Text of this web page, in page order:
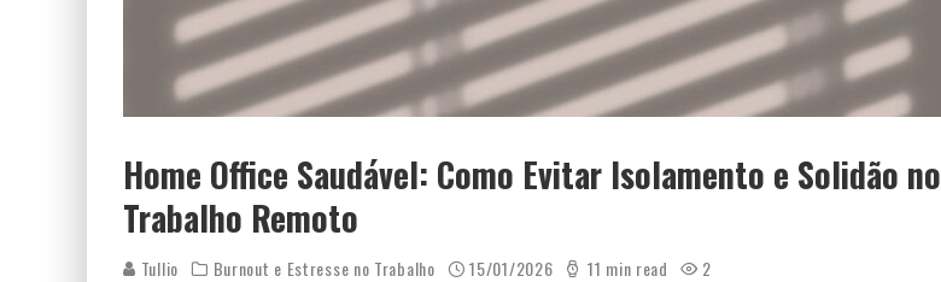
Home Office Saudável: Como Evitar Isolamento e Solidão no
Trabalho Remoto
Tullio Burnout e Estresse no Trabalho 15/01/2026 11 min read 2